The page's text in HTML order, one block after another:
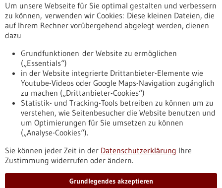
Erscheinungsdatum
Nach oben
Informiert bleiben
Newsletter abonnieren
Um unsere Webseite für Sie optimal gestalten und verbessern
zu können, verwenden wir Cookies: Diese kleinen Dateien, die
auf Ihrem Rechner vorübergehend abgelegt werden, dienen
dazu
Grundfunktionen der Website zu ermöglichen
(„Essentials“)
in der Website integrierte Drittanbieter-Elemente wie
Youtube-Videos oder Google Maps-Navigation zugänglich
zu machen („Drittanbieter-Cookies“)
Statistik- und Tracking-Tools betreiben zu können um zu
verstehen, wie Seitenbesucher die Website benutzen und
um Optimierungen für Sie umsetzen zu können
(„Analyse-Cookies“).
Sie können jeder Zeit in der Datenschutzerklärung Ihre
Zustimmung widerrufen oder ändern.
Grundlegendes akzeptieren